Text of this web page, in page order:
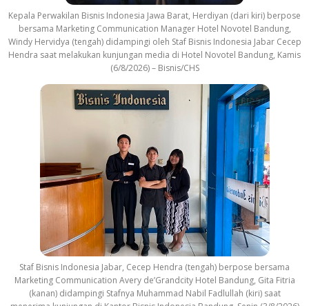
Kepala Perwakilan Bisnis Indonesia Jawa Barat, Herdiyan (dari kiri) berpose
bersama Marketing Communication Manager Hotel Novotel Bandung,
Windy Hervidya (tengah) didampingi oleh Staf Bisnis Indonesia Jabar Cecep
Hendra saat melakukan kunjungan media di Hotel Novotel Bandung, Kamis
(6/8/2026) – Bisnis/CHS
Staf Bisnis Indonesia Jabar, Cecep Hendra (tengah) berpose bersama
Marketing Communication Avery de’Grandcity Hotel Bandung, Gita Fitria
(kanan) didampingi Stafnya Muhammad Nabil Fadlullah (kiri) saat